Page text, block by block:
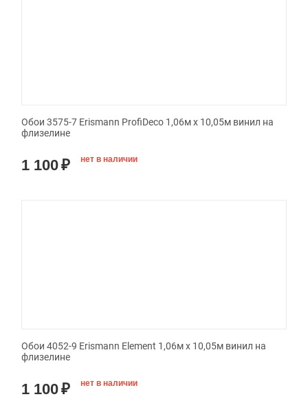
Обои 3575-7 Erismann ProfiDeco 1,06м х 10,05м винил на
флизелине
1 100₽ нет в наличии
Обои 4052-9 Erismann Element 1,06м х 10,05м винил на
флизелине
1 100₽ нет в наличии